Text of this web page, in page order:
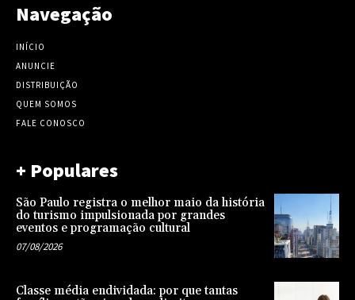
Navegação
INÍCIO
ANUNCIE
DISTRIBUIÇÃO
QUEM SOMOS
FALE CONOSCO
+ Populares
São Paulo registra o melhor maio da história
do turismo impulsionada por grandes
eventos e programação cultural
07/08/2026
Classe média endividada: por que tantas